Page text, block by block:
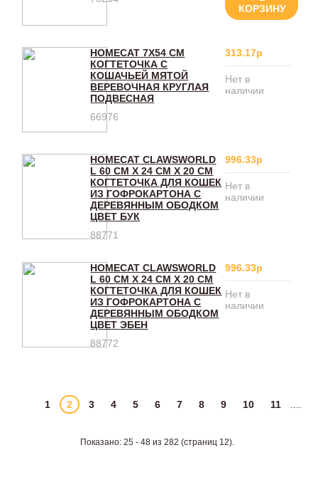
КОРЗИНУ
HOMECAT 7Х54 СМ
КОГТЕТОЧКА С
КОШАЧЬЕЙ МЯТОЙ
ВЕРЕВОЧНАЯ КРУГЛАЯ
ПОДВЕСНАЯ
66976
313.17р
Нет в
наличии
HOMECAT CLAWSWORLD
L 60 СМ Х 24 СМ Х 20 СМ
КОГТЕТОЧКА ДЛЯ КОШЕК
ИЗ ГОФРОКАРТОНА С
ДЕРЕВЯННЫМ ОБОДКОМ
ЦВЕТ БУК
88771
996.33р
Нет в
наличии
HOMECAT CLAWSWORLD
L 60 СМ Х 24 СМ Х 20 СМ
КОГТЕТОЧКА ДЛЯ КОШЕК
ИЗ ГОФРОКАРТОНА С
ДЕРЕВЯННЫМ ОБОДКОМ
ЦВЕТ ЭБЕН
88772
996.33р
Нет в
наличии
1 2 3 4 5 6 7 8 9 10 11 ....
Показано: 25 - 48 из 282 (страниц 12).